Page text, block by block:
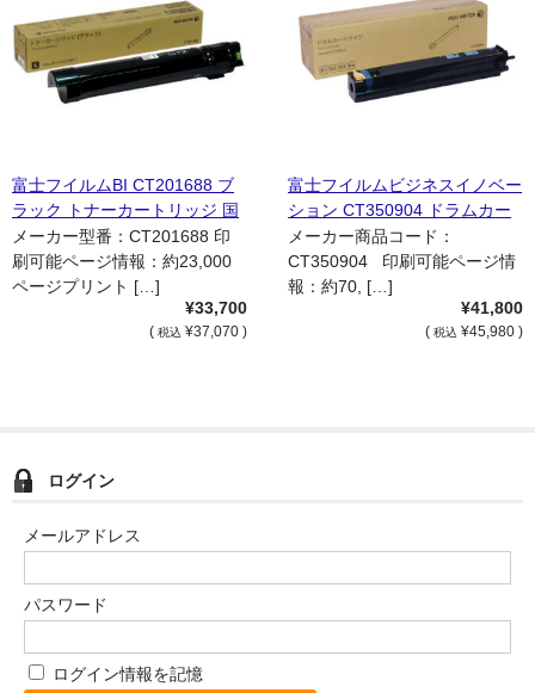
富士フイルムBI CT201688 ブ
ラック トナーカートリッジ 国
内純正品
メーカー型番：CT201688 印
刷可能ページ情報：約23,000
ページプリント […]
¥33,700
( 税込 ¥37,070 )
富士フイルムビジネスイノベー
ション CT350904 ドラムカー
トリッジ 国内純正品
メーカー商品コード：
CT350904 印刷可能ページ情
報：約70, […]
¥41,800
( 税込 ¥45,980 )
ログイン
メールアドレス
パスワード
ログイン情報を記憶